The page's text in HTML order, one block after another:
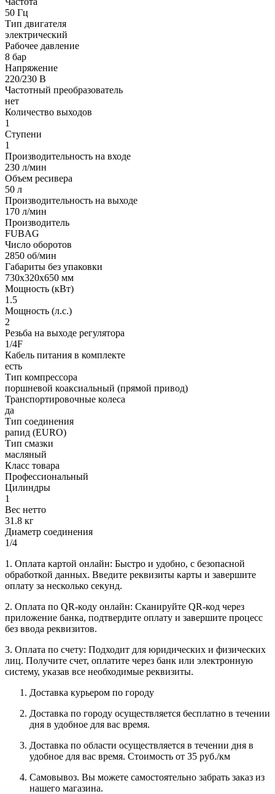
50 Гц
Тип двигателя
электрический
Рабочее давление
8 бар
Напряжение
220/230 В
Частотный преобразователь
нет
Количество выходов
1
Ступени
1
Производительность на входе
230 л/мин
Объем ресивера
50 л
Производительность на выходе
170 л/мин
Производитель
FUBAG
Число оборотов
2850 об/мин
Габариты без упаковки
730х320х650 мм
Мощность (кВт)
1.5
Мощность (л.с.)
2
Резьба на выходе регулятора
1/4F
Кабель питания в комплекте
есть
Тип компрессора
поршневой коаксиальный (прямой привод)
Транспортировочные колеса
да
Тип соединения
рапид (EURO)
Тип смазки
масляный
Класс товара
Профессиональный
Цилиндры
1
Вес нетто
31.8 кг
Диаметр соединения
1/4
1. Оплата картой онлайн: Быстро и удобно, с безопасной
обработкой данных. Введите реквизиты карты и завершите
оплату за несколько секунд.
2. Оплата по QR-коду онлайн: Сканируйте QR-код через
приложение банка, подтвердите оплату и завершите процесс
без ввода реквизитов.
3. Оплата по счету: Подходит для юридических и физических
лиц. Получите счет, оплатите через банк или электронную
систему, указав все необходимые реквизиты.
Доставка курьером по городу
Доставка по городу осуществляется бесплатно в течении
дня в удобное для вас время.
Доставка по области осуществляется в течении дня в
удобное для вас время. Стоимость от 35 руб./км
Самовывоз. Вы можете самостоятельно забрать заказ из
нашего магазина.